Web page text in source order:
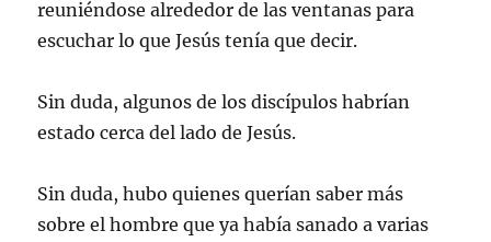
reuniéndose alrededor de las ventanas para
escuchar lo que Jesús tenía que decir.
Sin duda, algunos de los discípulos habrían
estado cerca del lado de Jesús.
Sin duda, hubo quienes querían saber más
sobre el hombre que ya había sanado a varias